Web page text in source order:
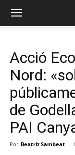
Acció
Nord:
de
PAI
Por Beatriz Sambeat -